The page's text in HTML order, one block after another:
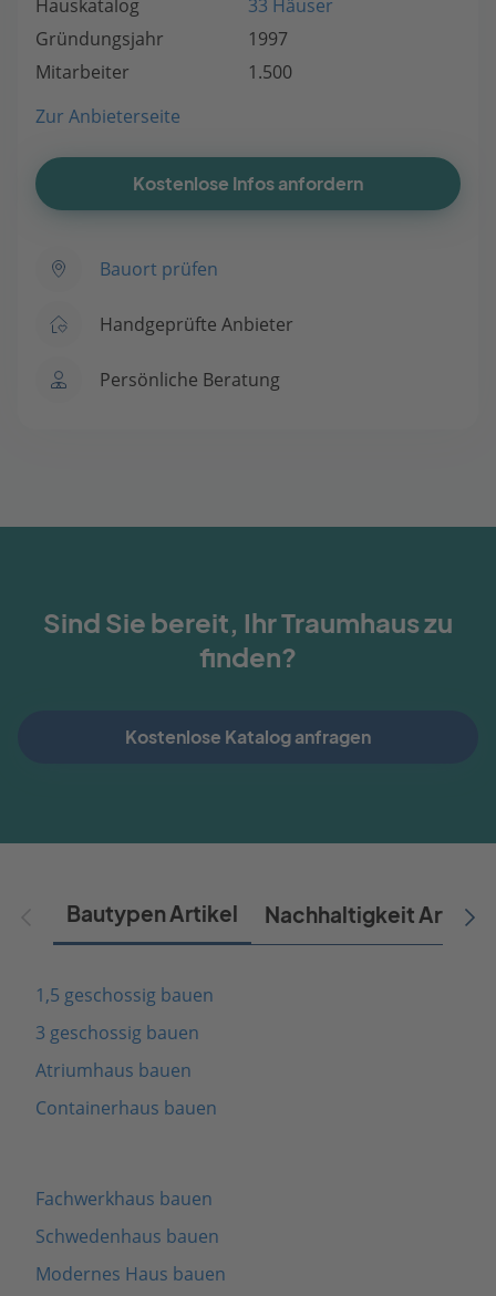
Hauskatalog
33 Häuser
Gründungsjahr
1997
Mitarbeiter
1.500
Zur Anbieterseite
Kostenlose Infos anfordern
Bauort prüfen
Handgeprüfte Anbieter
Persönliche Beratung
Sind Sie bereit, Ihr Traumhaus zu
finden?
Kostenlose Katalog anfragen
Bautypen Artikel Nachhaltigkeit Artikel
1,5 geschossig bauen
3 geschossig bauen
Atriumhaus bauen
Containerhaus bauen
Fachwerkhaus bauen
Schwedenhaus bauen
Modernes Haus bauen